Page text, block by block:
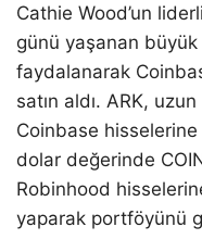
Cathie Wood’un
günü yaşanan
faydalanarak
satın aldı. ARK,
Coinbase hisselerine
dolar değerinde
Robinhood
yaparak portföyünü